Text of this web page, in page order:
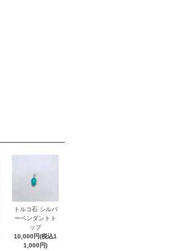
トルコ石 シルバ
ーペンダントト
ップ
10,000円(税込1
1,000円)